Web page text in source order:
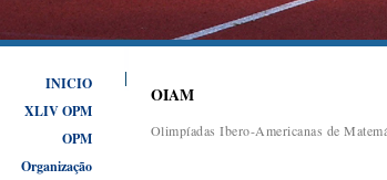
INICIO
XLIV OPM
OPM
Organização
OIAM
Olimpíadas Ibero-Americanas de